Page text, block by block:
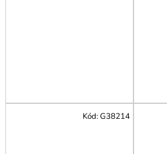
Kód:G38214